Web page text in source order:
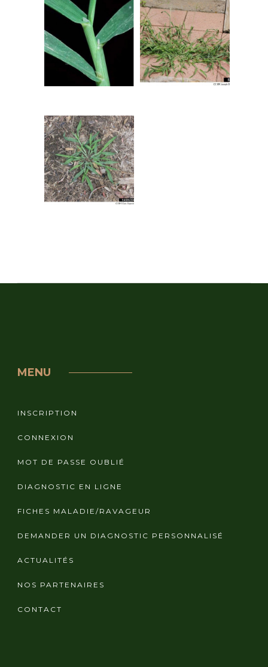
MENU
INSCRIPTION
CONNEXION
MOT DE PASSE OUBLIÉ
DIAGNOSTIC EN LIGNE
FICHES MALADIE/RAVAGEUR
DEMANDER UN DIAGNOSTIC PERSONNALISÉ
ACTUALITÉS
NOS PARTENAIRES
CONTACT